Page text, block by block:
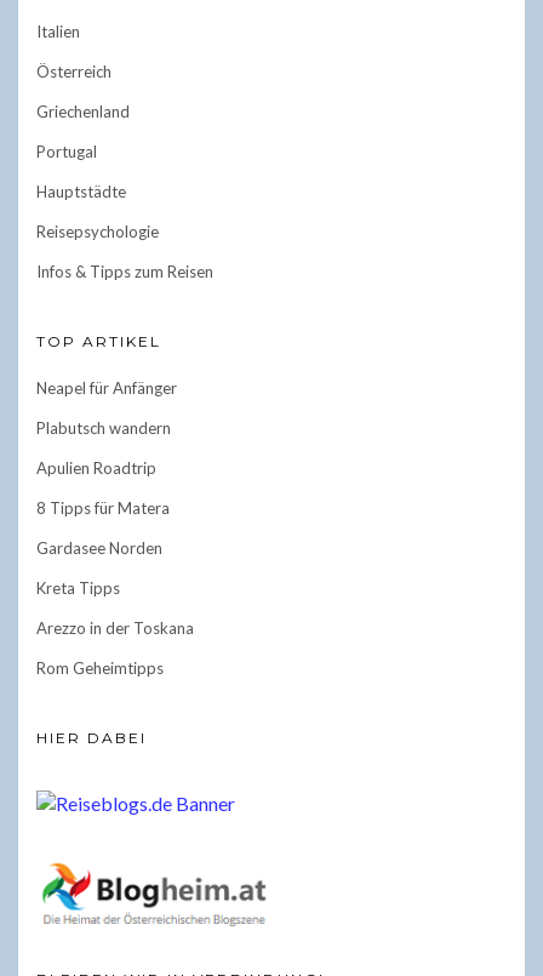
Italien
Österreich
Griechenland
Portugal
Hauptstädte
Reisepsychologie
Infos & Tipps zum Reisen
TOP ARTIKEL
Neapel für Anfänger
Plabutsch wandern
Apulien Roadtrip
8 Tipps für Matera
Gardasee Norden
Kreta Tipps
Arezzo in der Toskana
Rom Geheimtipps
HIER DABEI